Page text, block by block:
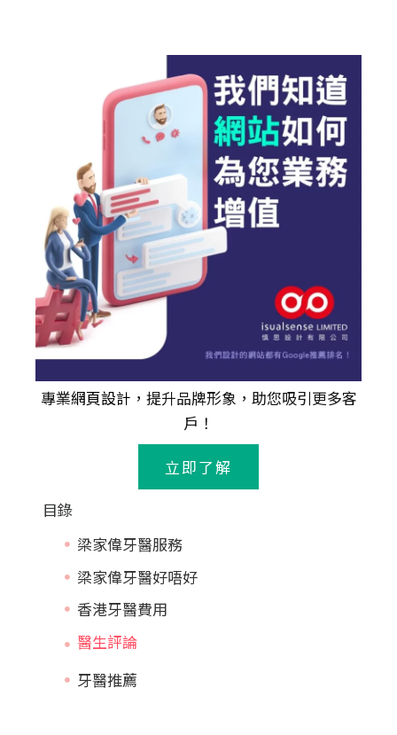
專業網頁設計 ，提升品牌形象，助您吸引更多客
戶！
立即了解
目錄
梁家偉牙醫服務
梁家偉牙醫好唔好
香港牙醫費用
牙醫推薦